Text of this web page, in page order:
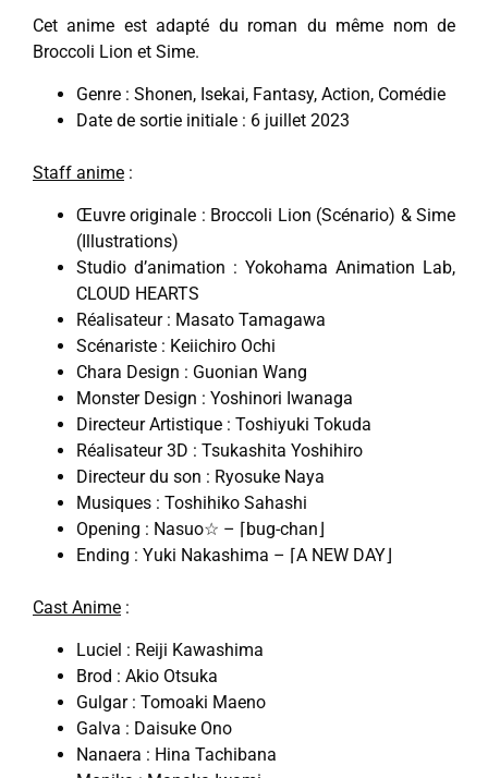
Cet anime est adapté du roman du même nom de
Broccoli Lion et Sime.
Genre : Shonen, Isekai, Fantasy, Action, Comédie
Date de sortie initiale : 6 juillet 2023
Staff anime :
Œuvre originale : Broccoli Lion (Scénario) & Sime
(Illustrations)
Studio d’animation : Yokohama Animation Lab,
CLOUD HEARTS
Réalisateur : Masato Tamagawa
Scénariste : Keiichiro Ochi
Chara Design : Guonian Wang
Monster Design : Yoshinori Iwanaga
Directeur Artistique : Toshiyuki Tokuda
Réalisateur 3D : Tsukashita Yoshihiro
Directeur du son : Ryosuke Naya
Musiques : Toshihiko Sahashi
Opening : Nasuo☆ – ⌈bug-chan⌋
Ending : Yuki Nakashima – ⌈A NEW DAY⌋
Cast Anime :
Luciel : Reiji Kawashima
Brod : Akio Otsuka
Gulgar : Tomoaki Maeno
Galva : Daisuke Ono
Nanaera : Hina Tachibana